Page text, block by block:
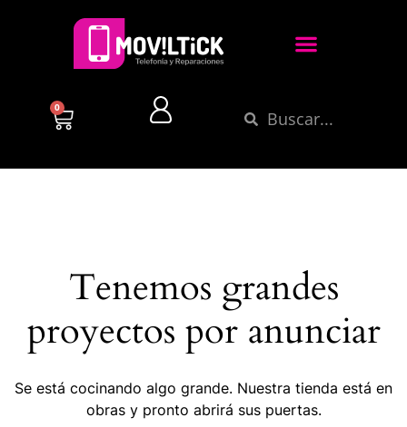
0
Tenemos grandes
proyectos por anunciar
Se está cocinando algo grande. Nuestra tienda está en
obras y pronto abrirá sus puertas.